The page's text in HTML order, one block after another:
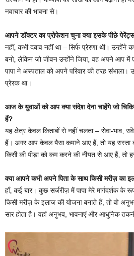
नवाचार की भावना से।
आपने डॉक्टर का प्रोफेशन चुना क्या इसके पीछे पेरेंट्स
नहीं, कभी दबाव नहीं था – सिर्फ प्रेरणा थी। उन्होंने
बनो, लेकिन जो जीवन उन्होंने जिया, वह अपने आप
पापा ने अस्पताल को अपने परिवार की तरह संभाला।
प्रेरक था।
आज के युवाओं को आप क्या संदेश देना चाहेंगे जो
हैं?
यह क्षेत्र केवल किताबों से नहीं चलता – सेवा-भाव,
हैं। अगर आप केवल पैसा कमाने आए हैं, तो यह
किसी की पीड़ा को कम करने की नीयत से आए हैं, तो
क्या आपने कभी अपने पिता के साथ किसी मरीज़ का
हाँ, कई बार। कुछ सर्जरीज़ में पापा मेरे मार्गदर्शक
किसी मरीज़ के इलाज की योजना बनाते हैं, तो वो
सार होता है। वहां अनुभव, भावनाएं और आधुनिक